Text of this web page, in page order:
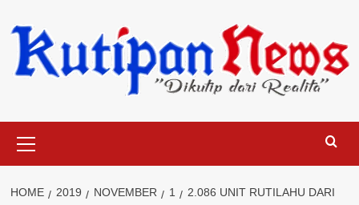
to
content
Menu
HOME 2019 NOVEMBER 1
2.086 UNIT RUTILAHU DARI